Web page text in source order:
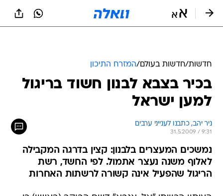
חדשות/חדשות בעולם/המזרח התיכון
בכיר בצבא לבנון חשוד בריגול
למען ישראל
ניר יהב, כתבנו לענייני ערבים
31.5.2009 / 9:31
נמשכים המעצרים בלבנון: קצין בדרגה המקבילה
לאלוף משנה נעצר אתמול. לפי החשד, רשת
הריגול שהפעיל אינה קשורה לרשתות האחרות